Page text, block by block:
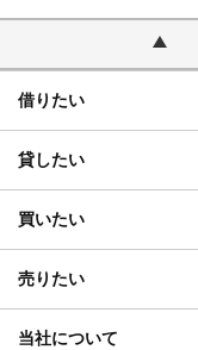
借りたい
貸したい
買いたい
売りたい
当社について